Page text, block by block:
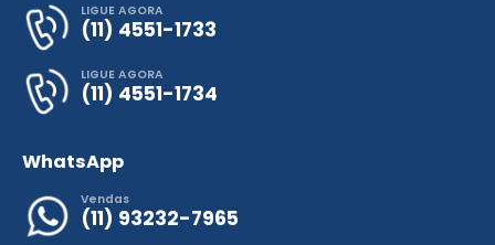
LIGUE AGORA
(11) 4551-1733
LIGUE AGORA
(11) 4551-1734
WhatsApp
Vendas
(11) 93232-7965